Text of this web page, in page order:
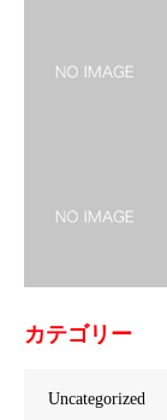
カテゴリー
Uncategorized